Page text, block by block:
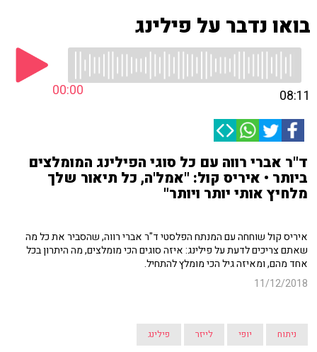
בואו נדבר על פילינג
00:00 08:11
ד"ר אברי רווה עם כל סוגי הפילינג המומלצים
ביותר • איריס קול: "אמל'ה, כל תיאור שלך
מלחיץ אותי יותר ויותר"
איריס קול שוחחה עם המנתח הפלסטי ד"ר אברי רווה, שהסביר את כל מה
שאתם צריכים לדעת על פילינג: איזה סוגים הכי מומלצים, מה היתרון בכל
אחד מהם, ומאיזה גיל הכי מומלץ להתחיל.
11/12/2018
ניתוח יופי לייזר פילינג